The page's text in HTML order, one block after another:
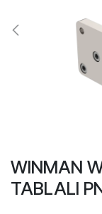
WINMAN
TABLALI